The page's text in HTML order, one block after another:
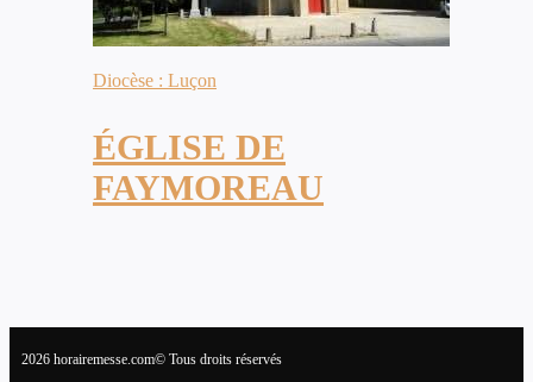
Diocèse : Luçon
ÉGLISE DE
FAYMOREAU
2026 horairemesse.com© Tous droits réservés